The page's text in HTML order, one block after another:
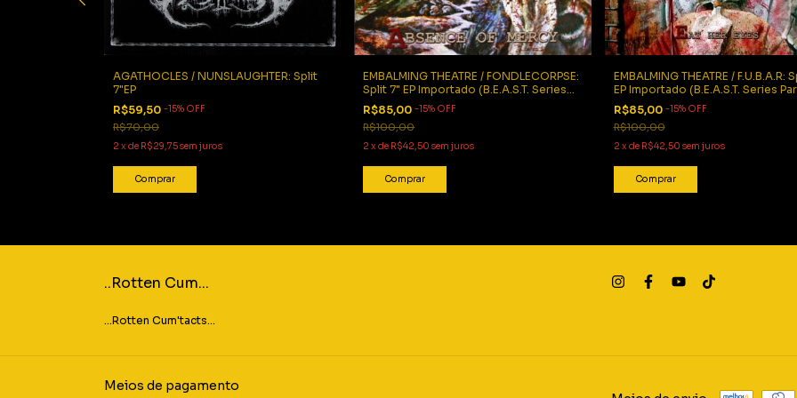
AGATHOCLES / NUNSLAUGHTER: Split
7"EP
R$59,50 -15% OFF
R$70,00
2 x de R$29,75sem juros
EMBALMING THEATRE / FONDLECORPSE:
Split 7" EP Importado (B.E.A.S.T. Series
Part 4.)
R$85,00-15% OFF
R$100,00
2 xde R$42,50 sem juros
EMBALMING THEATRE / F.U.B.A.R:
EP Importado (B.E.A.S.T. Series
R$85,00 -15% OFF
R$100,00
2 x de R$42,50 sem juros
..Rotten Cum...
...Rotten Cum'tacts...
Meios de pagamento